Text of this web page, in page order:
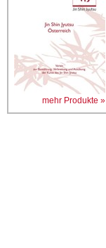
mehr Produkte »